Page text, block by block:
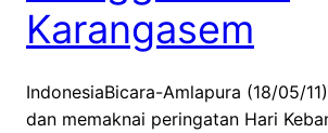
Karangasem
IndonesiaBicara-Amlapura (18/05/
dan memaknai peringatan Hari